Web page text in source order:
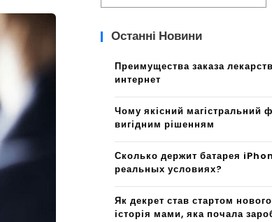
Останні Новини
Преимущества заказа
интернет
Чому якісний магістральний
вигідним рішенням
Сколько держит батарея
реальных условиях?
Як декрет став стартом
історія мами, яка почала